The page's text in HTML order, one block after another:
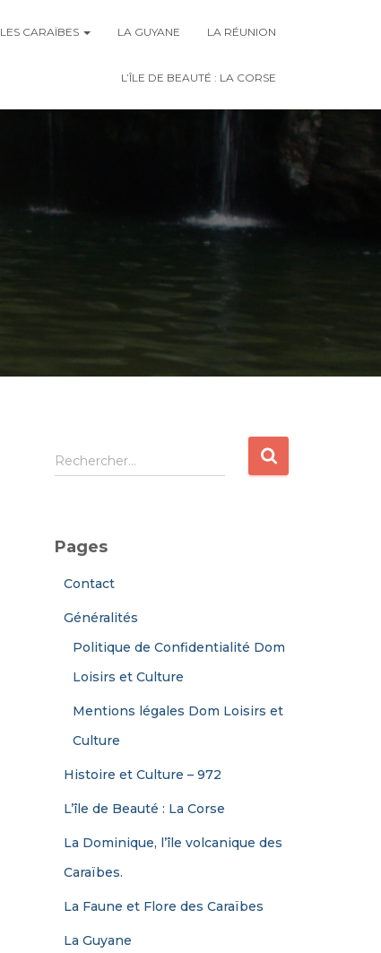
LES CARAÏBES LA GUYANE LA RÉUNION
L’ÎLE DE BEAUTÉ : LA CORSE
R
e
r
Rechercher…
Pages
Contact
Généralités
Politique de Confidentialité Dom
Loisirs et Culture
Mentions légales Dom Loisirs et
Culture
Histoire et Culture – 972
L’île de Beauté : La Corse
La Dominique, l’île volcanique des
Caraïbes.
La Faune et Flore des Caraïbes
La Guyane